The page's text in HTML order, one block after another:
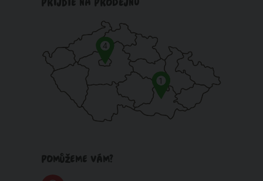
PŘIJĎTE NA PRODEJNU
1
4
POMŮŽEME VÁM?